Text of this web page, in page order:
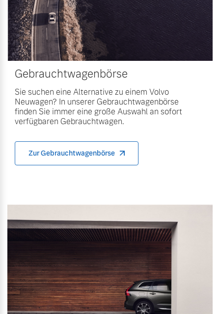
Gebrauchtwagenbörse
Sie suchen eine Alternative zu einem Volvo
Neuwagen? In unserer Gebrauchtwagenbörse
finden Sie immer eine große Auswahl an sofort
verfügbaren Gebrauchtwagen.
Zur Gebrauchtwagenbörse